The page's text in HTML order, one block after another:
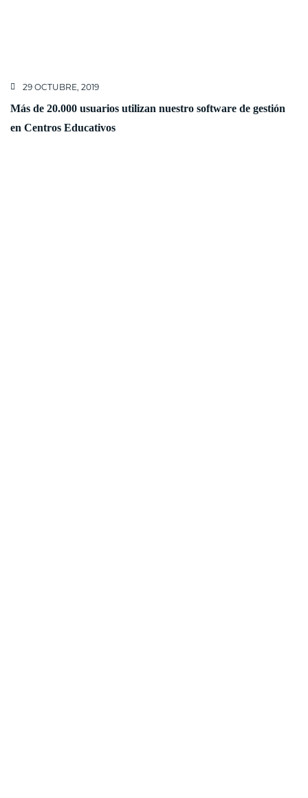
29 OCTUBRE, 2019
Más de 20.000 usuarios utilizan nuestro software de gestión
en Centros Educativos